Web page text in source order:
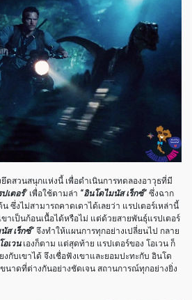
ดสวนสนุกแห่งนี้ เพื่อดำเนินการทดลองอาวุธที่มี
เตอร์” เพื่อใช้ตามล่า “อินโดไมนัส เร็กซ์“ ซึ่งฉาก
ซึ่งไม่สามารถคาดเดาได้เลยว่า แรปเตอร์เหล่านี้
ขาเป็นก้อนเนื้อได้หรือไม่ แต่ด้วยสายพันธุ์แรปเตอร์
ส เร็กซ์“ จึงทำให้แผนการทุกอย่างเปลี่ยนไป กลาย
โอเวนเองก็ตาม แต่สุดท้าย แรปเตอร์ของ โอเวน ก็
กับเขาได้ จึงเชื่อฟังเขาและยอมปะทะกับ อินโด
าดที่ต่างกันอย่างชัดเจน สถานการณ์ทุกอย่างยิ่ง